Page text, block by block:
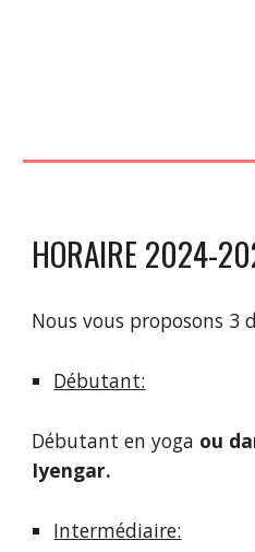
HORAIRE 2024-
Nous vous proposons 3
Débutant:
Débutant en yoga ou
Iyengar.
Intermédiaire: